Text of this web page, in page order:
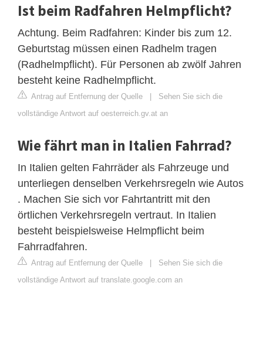
Ist beim Radfahren Helmpflicht?
Achtung. Beim Radfahren: Kinder bis zum 12.
Geburtstag müssen einen Radhelm tragen
(Radhelmpflicht). Für Personen ab zwölf Jahren
besteht keine Radhelmpflicht.
Antrag auf Entfernung der Quelle | Sehen Sie sich die
vollständige Antwort auf oesterreich.gv.at an
Wie fährt man in Italien Fahrrad?
In Italien gelten Fahrräder als Fahrzeuge und
unterliegen denselben Verkehrsregeln wie Autos
. Machen Sie sich vor Fahrtantritt mit den
örtlichen Verkehrsregeln vertraut. In Italien
besteht beispielsweise Helmpflicht beim
Fahrradfahren.
Antrag auf Entfernung der Quelle | Sehen Sie sich die
vollständige Antwort auf translate.google.com an